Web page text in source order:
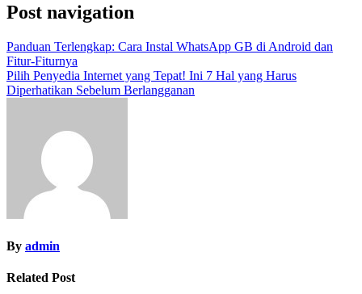
Post navigation
Panduan Terlengkap: Cara Instal WhatsApp GB di Android dan
Fitur-Fiturnya
Pilih Penyedia Internet yang Tepat! Ini 7 Hal yang Harus
Diperhatikan Sebelum Berlangganan
By admin
Related Post